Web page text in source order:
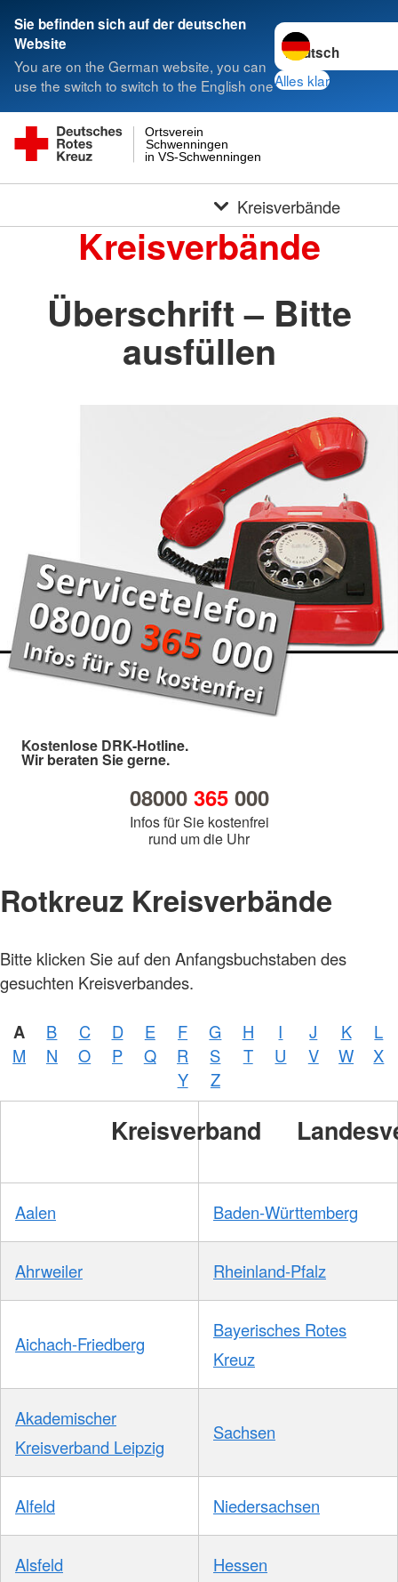
Sie befinden sich auf der deutschen
Website
You are on the German website, you can
use the switch to switch to the English one
Sprache wechseln
Alles klar
in VS-Schwenningen
Schwenningen
Ortsverein
Kreisverbände
Kreisverbände
Überschrift – Bitte
ausfüllen
Kostenlose DRK-Hotline.
Wir beraten Sie gerne.
08000 365000
Infos für Sie kostenfrei
rund um die Uhr
Rotkreuz Kreisverbände
Bitte klicken Sie auf den Anfangsbuchstaben des
gesuchten Kreisverbandes.
A B C D E F G H I J K
L
M
N O P Q R S T U V W
X
Y
Z
Kreisverband
Aalen Baden-Württemberg
Ahrweiler Rheinland-Pfalz
Aichach-Friedberg
Bayerisches Rotes
Kreuz
Akademischer
Kreisverband Leipzig
Sachsen
Alfeld Niedersachsen
Alsfeld Hessen